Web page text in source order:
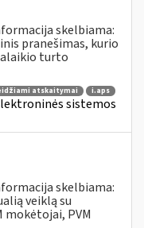
skelbiama:
pranešimas, kurio
turto
atskaitymai i.aps
sistemos
skelbiama:
veiklą su
mokėtojai, PVM